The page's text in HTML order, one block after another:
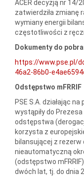
ACER decyzją nr 14/
zatwierdziła zmianę
wymiany energii
częstotliwości z
Dokumenty do
https://www.pse.pl/
46a2-86b0-
Odstępstwo mFRRIF
PSE S.A. działając
wystąpiły do
odstępstwa
korzysta z
bilansującej z
nieautomatyczną
(odstępstwo
dwóch lat, tj. do dnia